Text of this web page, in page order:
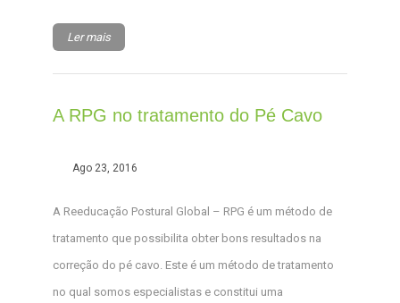
Ler mais
A RPG no tratamento do Pé Cavo
Ago 23, 2016
A Reeducação Postural Global – RPG é um método de
tratamento que possibilita obter bons resultados na
correção do pé cavo. Este é um método de tratamento
no qual somos especialistas e constitui uma